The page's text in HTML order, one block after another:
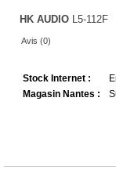
HK AUDIO L5-112F
Avis (0)
Stock Internet :
Magasin Nantes :